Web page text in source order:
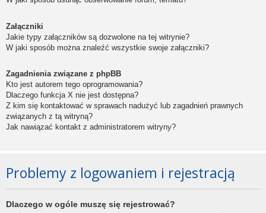
Załączniki
Jakie typy załączników są dozwolone na tej witrynie?
W jaki sposób można znaleźć wszystkie swoje załączniki?
Zagadnienia związane z phpBB
Kto jest autorem tego oprogramowania?
Dlaczego funkcja X nie jest dostępna?
Z kim się kontaktować w sprawach nadużyć lub zagadnień prawnych
związanych z tą witryną?
Jak nawiązać kontakt z administratorem witryny?
Problemy z logowaniem i rejestracją
Dlaczego w ogóle muszę się rejestrować?